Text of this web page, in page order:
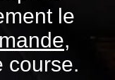
le
,
course.